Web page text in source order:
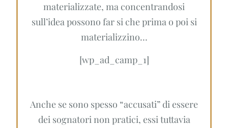
materializzate, ma concentrandosi
sull’idea possono far si che prima o poi si
materializzino…
[wp_ad_camp_1]
Anche se sono spesso “accusati” di essere
dei sognatori non pratici, essi tuttavia